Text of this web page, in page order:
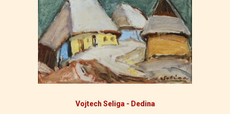
Vojtech Seliga - Dedina